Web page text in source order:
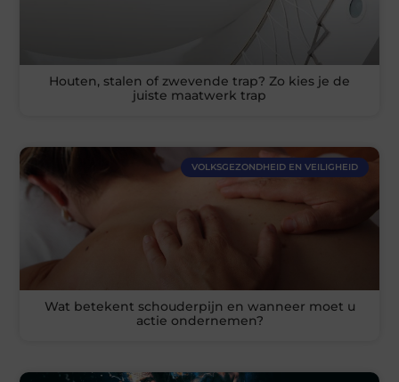
Houten, stalen of zwevende trap? Zo kies je de
juiste maatwerk trap
VOLKSGEZONDHEID EN VEILIGHEID
Wat betekent schouderpijn en wanneer moet u
actie ondernemen?